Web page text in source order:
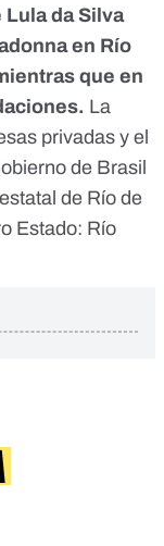
da Silva
en Río
que en
La
privadas y el
de Brasil
de Río de
Estado: Río